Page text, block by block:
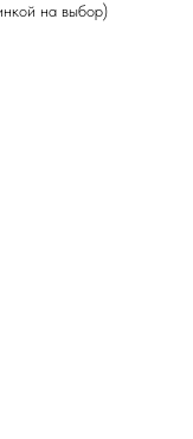
на выбор)